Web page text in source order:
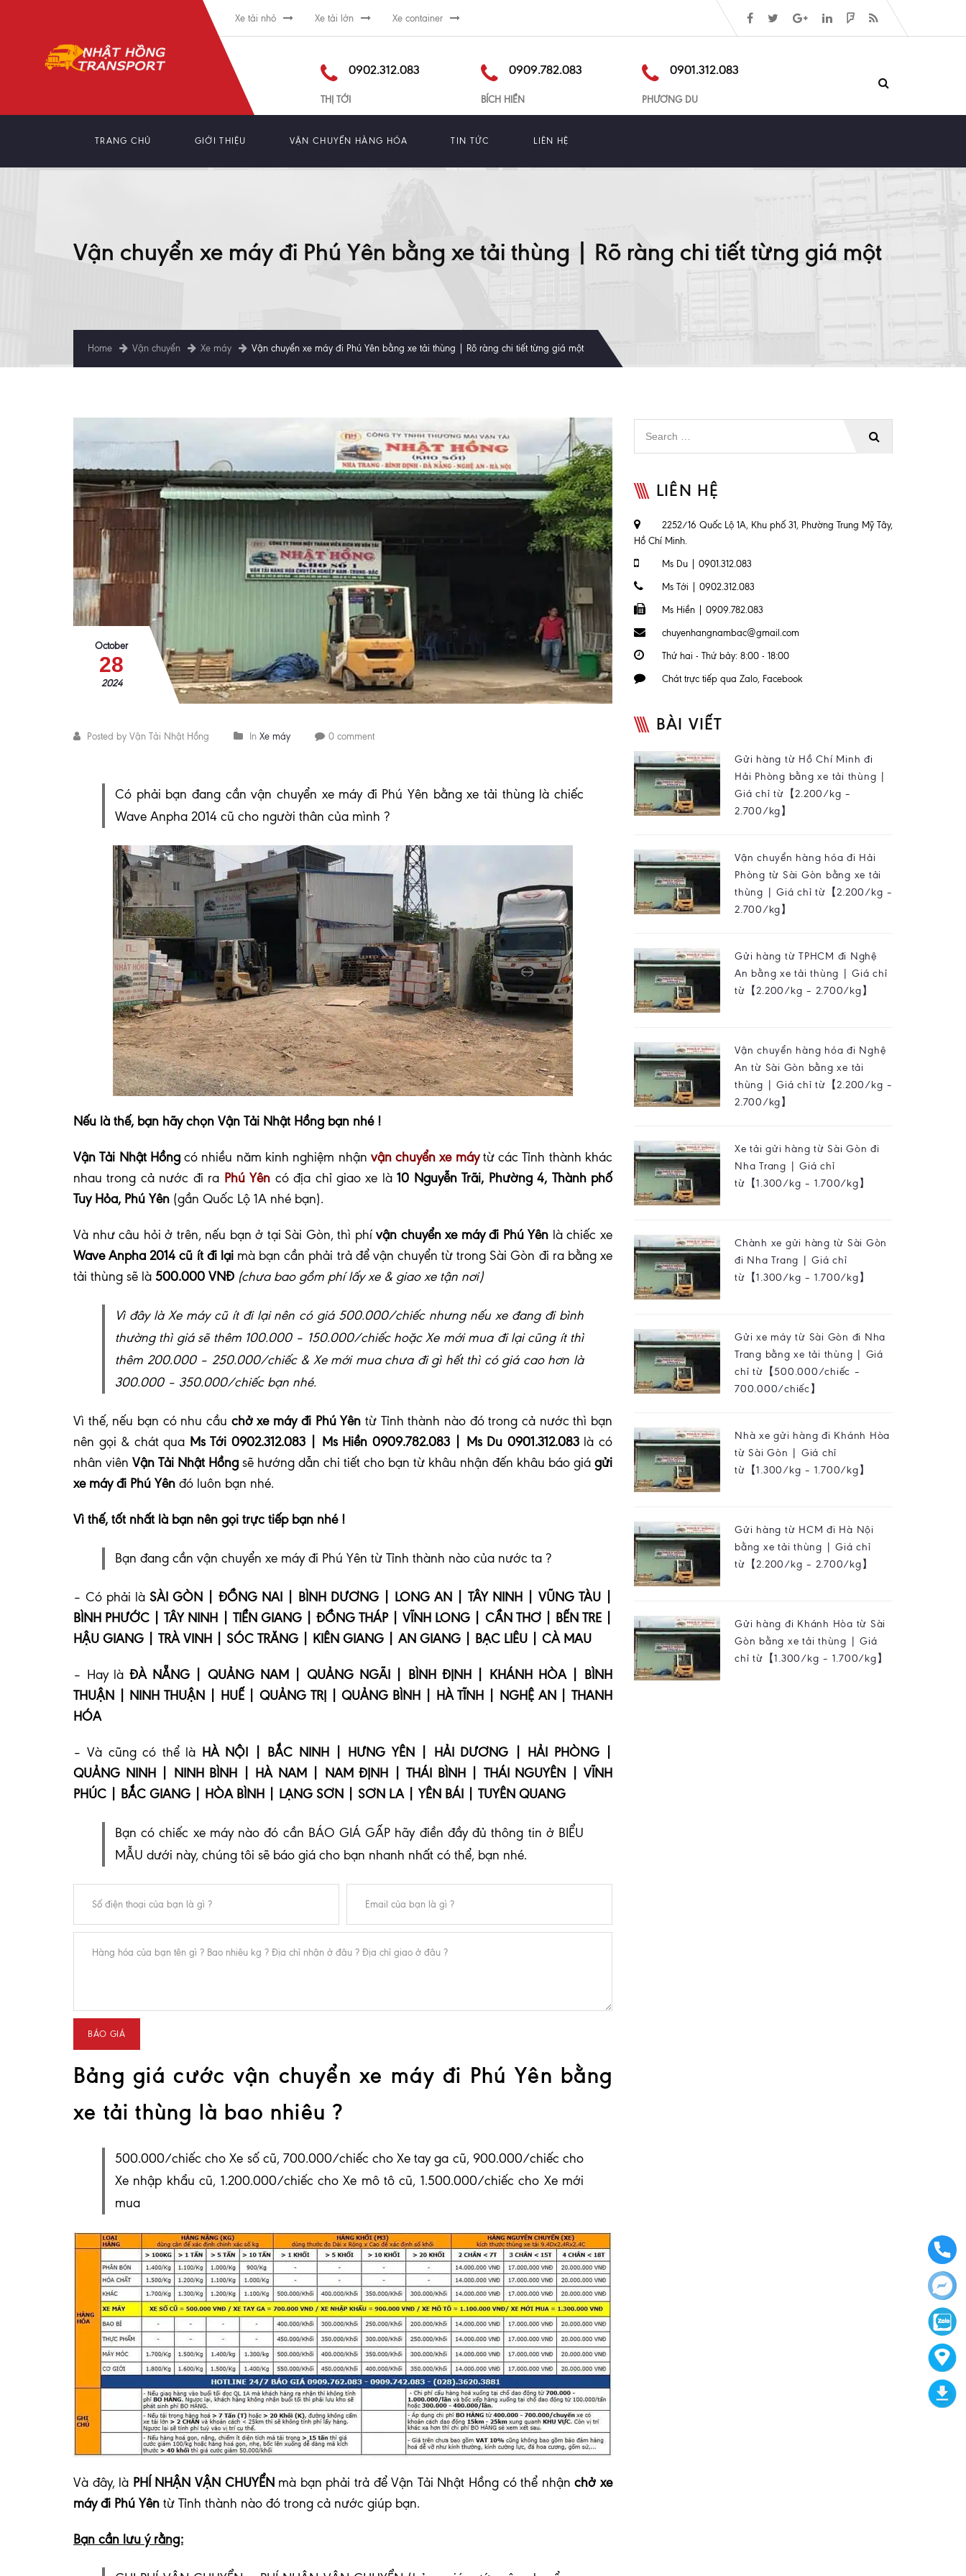
Xe tải nhỏ Xe tải lớn Xe container
0902.312.083
THỊ TỚI
0909.782.083
BÍCH HIỀN
0901.312.083
PHƯƠNG DU
TRANG CHỦ GIỚI THIỆU VẬN CHUYỂN HÀNG HÓA TIN TỨC LIÊN HỆ
Vận chuyển xe máy đi Phú Yên bằng xe tải thùng | Rõ ràng chi tiết từng giá một
Home Vận chuyển Xe máy Vận chuyển xe máy đi Phú Yên bằng xe tải thùng | Rõ ràng chi tiết từng giá một
October
28
2024
Posted by Vận Tải Nhật Hồng In Xe máy 0 comment
Có phải bạn đang cần vận chuyển xe máy đi Phú Yên bằng xe tải thùng là chiếc
Wave Anpha 2014 cũ cho người thân của mình ?
Nếu là thế, bạn hãy chọn Vận Tải Nhật Hồng bạn nhé !
Vận Tải Nhật Hồngcó nhiều năm kinh nghiệm nhận vận chuyển xe máytừ các Tỉnh thành khác
nhau trong cả nước đi ra Phú Yên có địa chỉ giao xe là10 Nguyễn Trãi, Phường 4, Thành phố
Tuy Hỏa, Phú Yên (gần Quốc Lộ 1A nhé bạn).
Và như câu hỏi ở trên, nếu bạn ở tại Sài Gòn, thì phívận chuyển xe máy đi Phú Yên là chiếc xe
Wave Anpha 2014 cũ ít đi lạimà bạn cần phải trả để vận chuyển từ trong Sài Gòn đi ra bằng xe
tải thùng sẽ là 500.000 VNĐ (chưa bao gồm phí lấy xe & giao xe tận nơi)
Vì đây là Xe máy cũ ít đi lại nên có giá 500.000/chiếc nhưng nếu xe đang đi bình
thường thì giá sẽ thêm 100.000 – 150.000/chiếc hoặc Xe mới mua đi lại cũng ít thì
thêm 200.000 – 250.000/chiếc & Xe mới mua chưa đi gì hết thì có giá cao hơn là
300.000 – 350.000/chiếc bạn nhé.
Vì thế, nếu bạn có nhu cầu chở xe máy đi Phú Yên từ Tỉnh thành nào đó trong cả nước thì bạn
nên gọi & chát qua Ms Tới 0902.312.083 | Ms Hiền 0909.782.083 | Ms Du 0901.312.083 là có
nhân viên Vận Tải Nhật Hồng sẽ hướng dẫn chi tiết cho bạn từ khâu nhận đến khâu báo giá gửi
xe máy đi Phú Yên đó luôn bạn nhé.
Vì thế, tốt nhất là bạn nên gọi trực tiếp bạn nhé !
Bạn đang cần vận chuyển xe máy đi Phú Yên từ Tỉnh thành nào của nước ta ?
– Có phải là SÀI GÒN | ĐỒNG NAI | BÌNH DƯƠNG | LONG AN | TÂY NINH | VŨNG TÀU |
BÌNH PHƯỚC | TÂY NINH | TIỀN GIANG | ĐỒNG THÁP | VĨNH LONG | CẦN THƠ | BẾN TRE |
HẬU GIANG | TRÀ VINH | SÓC TRĂNG | KIÊN GIANG | AN GIANG | BẠC LIÊU | CÀ MAU
– Hay là ĐÀ NẴNG | QUẢNG NAM | QUẢNG NGÃI | BÌNH ĐỊNH | KHÁNH HÒA | BÌNH
THUẬN | NINH THUẬN | HUẾ | QUẢNG TRỊ | QUẢNG BÌNH | HÀ TĨNH | NGHỆ AN | THANH
HÓA
– Và cũng có thể là HÀ NỘI | BẮC NINH | HƯNG YÊN | HẢI DƯƠNG | HẢI PHÒNG |
QUẢNG NINH | NINH BÌNH | HÀ NAM | NAM ĐỊNH | THÁI BÌNH | THÁI NGUYÊN | VĨNH
PHÚC | BẮC GIANG | HÒA BÌNH | LẠNG SƠN | SƠN LA | YÊN BÁI | TUYÊN QUANG
Bạn có chiếc xe máy nào đó cần BÁO GIÁ GẤP hãy điền đầy đủ thông tin ở BIỂU
MẪU dưới này, chúng tôi sẽ báo giá cho bạn nhanh nhất có thể, bạn nhé.
Bảng giá cước vận chuyển xe máy đi Phú Yên bằng
xe tải thùng là bao nhiêu ?
500.000/chiếc cho Xe số cũ, 700.000/chiếc cho Xe tay ga cũ, 900.000/chiếc cho
Xe nhập khẩu cũ, 1.200.000/chiếc cho Xe mô tô cũ, 1.500.000/chiếc cho Xe mới
mua
Và đây, là PHÍ NHẬN VẬN CHUYỂN mà bạn phải trả để Vận Tải Nhật Hồng có thể nhậnchở xe
máy đi Phú Yên từ Tỉnh thành nào đó trong cả nước giúp bạn.
Bạn cần lưu ý rằng:
LIÊN HỆ
2252/16 Quốc Lộ 1A, Khu phố 31, Phường Trung Mỹ Tây,
Hồ Chí Minh.
Ms Du | 0901.312.083
Ms Tới | 0902.312.083
Ms Hiền | 0909.782.083
chuyenhangnambac@gmail.com
Thứ hai - Thứ bảy: 8:00 - 18:00
Chát trực tiếp qua Zalo, Facebook
BÀI VIẾT
Gửi hàng từ Hồ Chí Minh đi
Hải Phòng bằng xe tải thùng |
Giá chỉ từ【2.200/kg –
2.700/kg】
Vận chuyển hàng hóa đi Hải
Phòng từ Sài Gòn bằng xe tải
thùng | Giá chỉ từ【2.200/kg –
2.700/kg】
Gửi hàng từ TPHCM đi Nghệ
An bằng xe tải thùng | Giá chỉ
từ【2.200/kg – 2.700/kg】
Vận chuyển hàng hóa đi Nghệ
An từ Sài Gòn bằng xe tải
thùng | Giá chỉ từ【2.200/kg –
2.700/kg】
Xe tải gửi hàng từ Sài Gòn đi
Nha Trang | Giá chỉ
từ【1.300/kg – 1.700/kg】
Chành xe gửi hàng từ Sài Gòn
đi Nha Trang | Giá chỉ
từ【1.300/kg – 1.700/kg】
Gửi xe máy từ Sài Gòn đi Nha
Trang bằng xe tải thùng | Giá
chỉ từ【500.000/chiếc –
700.000/chiếc】
Nhà xe gửi hàng đi Khánh Hòa
từ Sài Gòn | Giá chỉ
từ【1.300/kg – 1.700/kg】
Gửi hàng từ HCM đi Hà Nội
bằng xe tải thùng | Giá chỉ
từ【2.200/kg – 2.700/kg】
Gửi hàng đi Khánh Hòa từ Sài
Gòn bằng xe tải thùng | Giá
chỉ từ【1.300/kg – 1.700/kg】